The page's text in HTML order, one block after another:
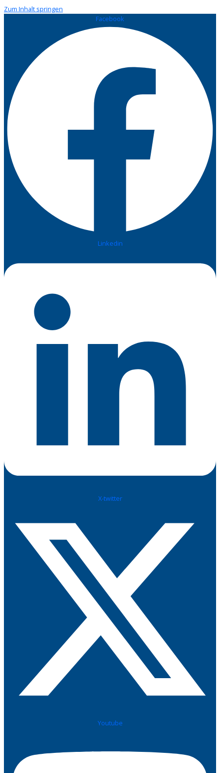
Zum Inhalt springen
Facebook
Linkedin
X-twitter
Youtube